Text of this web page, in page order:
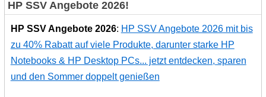
HP SSV Angebote 2026!
HP SSV Angebote 2026: HP SSV Angebote 2026 mit bis
zu 40% Rabatt auf viele Produkte, darunter starke HP
Notebooks & HP Desktop PCs... jetzt entdecken, sparen
und den Sommer doppelt genießen